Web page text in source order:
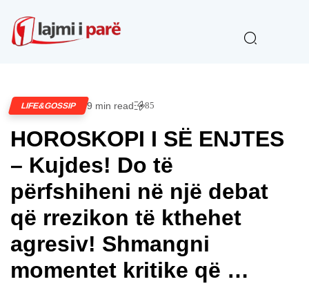
LIFE&GOSSIP 9 min read 85
HOROSKOPI I SË ENJTES
– Kujdes! Do të
përfshiheni në një debat
që rrezikon të kthehet
agresiv! Shmangni
momentet kritike që …